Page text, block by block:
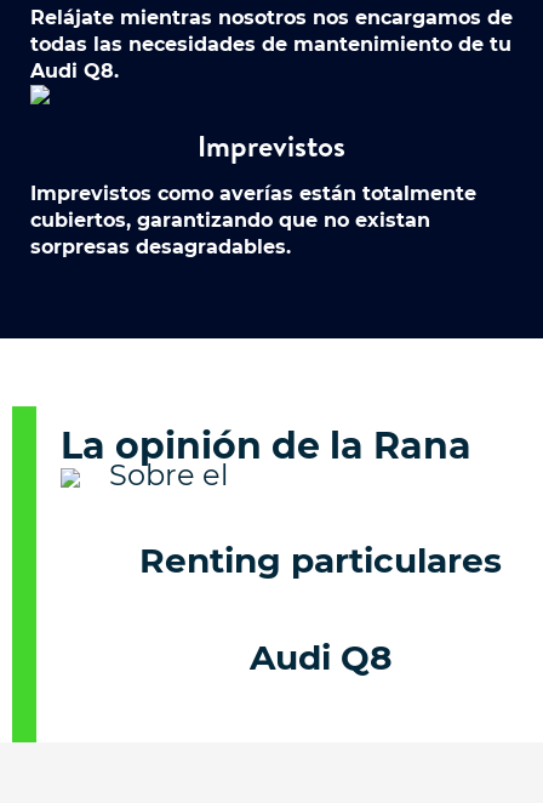
Relájate mientras nosotros nos encargamos de
todas las necesidades de mantenimiento de tu
Audi Q8.
Imprevistos
Imprevistos como averías están totalmente
cubiertos, garantizando que no existan
sorpresas desagradables.
La opinión de la Rana
Renting particulares
Audi Q8